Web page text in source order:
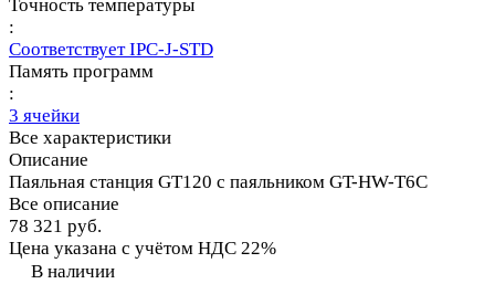
Точность температуры
:
Соответствует IPC-J-STD
Память программ
:
3 ячейки
Все характеристики
Описание
Паяльная станция GT120 с паяльником GT-HW-T6C
Все описание
78 321 руб.
Цена указана с учётом НДС 22%
В наличии